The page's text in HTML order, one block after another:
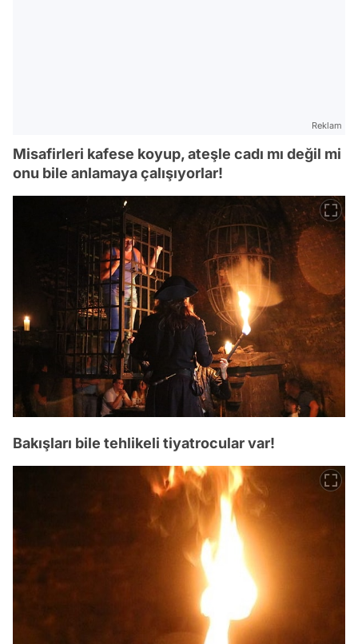
Reklam
Misafirleri kafese koyup, ateşle cadı mı değil mi
onu bile anlamaya çalışıyorlar!
Bakışları bile tehlikeli tiyatrocular var!